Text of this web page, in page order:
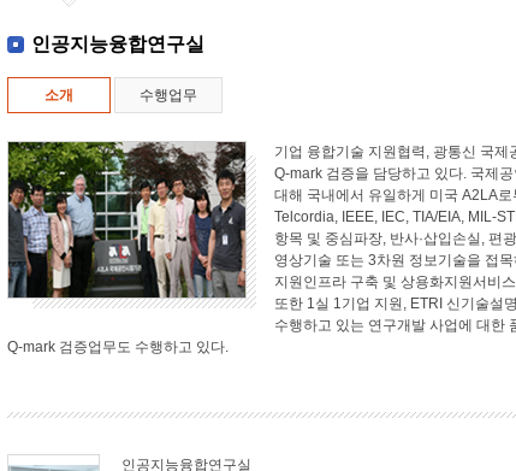
인공지능융합연구실
소개 수행업무
기업 융합기술 지원협력, 광통신 국
Q-mark 검증을 담당하고 있다. 국제
대해 국내에서 유일하게 미국 A2LA
Telcordia, IEEE, IEC, TIA/EIA, MIL-
항목 및 중심파장, 반사·삽입손실, 편
영상기술 또는 3차원 정보기술을 접
지원인프라 구축 및 상용화지원서비
또한 1실 1기업 지원, ETRI 신기술설
수행하고 있는 연구개발 사업에 대한
Q-mark 검증업무도 수행하고 있다.
인공지능융합연구실